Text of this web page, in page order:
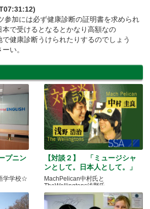
参加には必ず健康診断の証明書を求められ
本で受けるとなるとかなり高額なの
健康診断うけられたりするのでしょう
い。
プニン
学学校☆
【対談２】 「ミュージシャ
ンとして。日本人として。」
MachPelican中村氏と
TheWellingtons浅野氏